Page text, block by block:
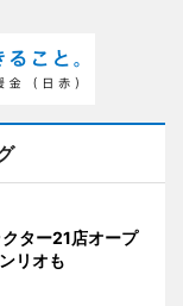
クター21店オープ
リオも